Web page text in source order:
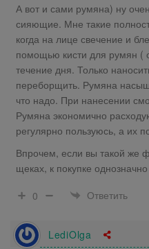
А вот и сами румяна) ну
сияющие. Мне такие
когда на лице свечение и
помощью кисти для румян (
течение дня. Только
переборщить. Румяна
что надо. При нанесении
Румяна экономично
регулярно пользуюсь, а их
Впрочем, если вы такой же
щеках, к покупке
0
Ответить
LediOlga